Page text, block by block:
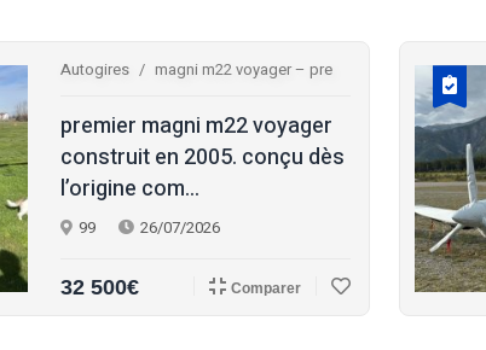
Autogires magni m22 voyager – pre
premier magni m22 voyager
construit en 2005. conçu dès
l’origine com...
99 26/07/2026
32 500€ Comparer